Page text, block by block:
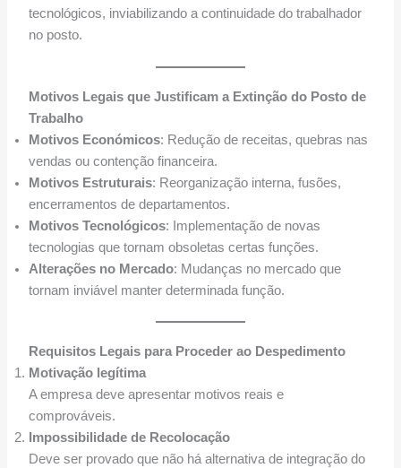
tecnológicos, inviabilizando a continuidade do trabalhador
no posto.
Motivos Legais que Justificam a Extinção do Posto de
Trabalho
Motivos Económicos: Redução de receitas, quebras nas
vendas ou contenção financeira.
Motivos Estruturais: Reorganização interna, fusões,
encerramentos de departamentos.
Motivos Tecnológicos: Implementação de novas
tecnologias que tornam obsoletas certas funções.
Alterações no Mercado: Mudanças no mercado que
tornam inviável manter determinada função.
Requisitos Legais para Proceder ao Despedimento
Motivação legítima
A empresa deve apresentar motivos reais e
comprováveis.
Impossibilidade de Recolocação
Deve ser provado que não há alternativa de integração do